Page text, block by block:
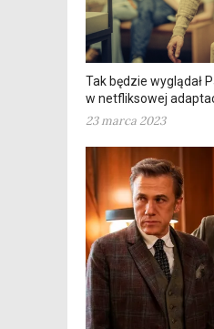
Tak będzie wyglądał
w netfliksowej
23 marca 2023